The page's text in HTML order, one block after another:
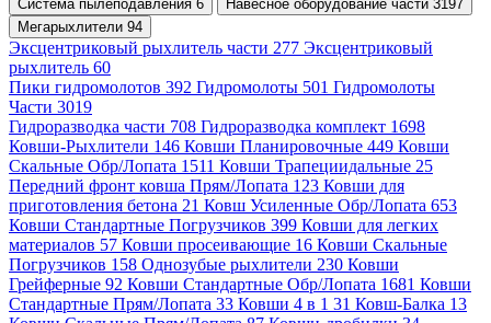
Система пылеподавления 6
Навесное оборудование части 3197
Мегарыхлители 94
Эксцентриковый рыхлитель части 277 Эксцентриковый
рыхлитель 60
Пики гидромолотов 392 Гидромолоты 501 Гидромолоты
Части 3019
Гидроразводка части 708 Гидроразводка комплект 1698
Ковши-Рыхлители 146 Ковши Планировочные 449 Ковши
Скальные Обр/Лопата 1511 Ковши Трапециидальные 25
Передний фронт ковша Прям/Лопата 123 Ковши для
приготовления бетона 21 Ковш Усиленные Обр/Лопата 653
Ковши Стандартные Погрузчиков 399 Ковши для легких
материалов 57 Ковши просеивающие 16 Ковши Скальные
Погрузчиков 158 Однозубые рыхлители 230 Ковши
Грейферные 92 Ковши Стандартные Обр/Лопата 1681 Ковши
Стандартные Прям/Лопата 33 Ковши 4 в 1 31 Ковш-Балка 13